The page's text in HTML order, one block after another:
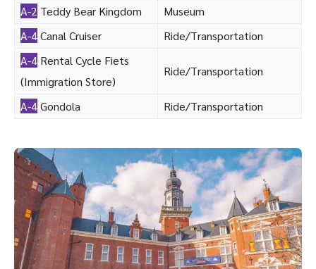
A-2 Teddy Bear Kingdom
Museum
A-4Canal Cruiser
Ride/Transportation
A-4 Rental Cycle Fiets
(Immigration Store)
Ride/Transportation
A-4Gondola Ride/Transportation